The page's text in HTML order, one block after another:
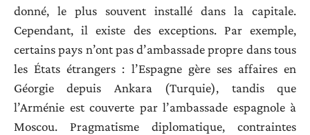
donné, le plus souvent installé dans la capitale.
Cependant, il existe des exceptions. Par exemple,
certains pays n’ont pas d’ambassade propre dans tous
les États étrangers : l’Espagne gère ses affaires en
Géorgie depuis Ankara (Turquie), tandis que
l’Arménie est couverte par l’ambassade espagnole à
Moscou. Pragmatisme diplomatique, contraintes